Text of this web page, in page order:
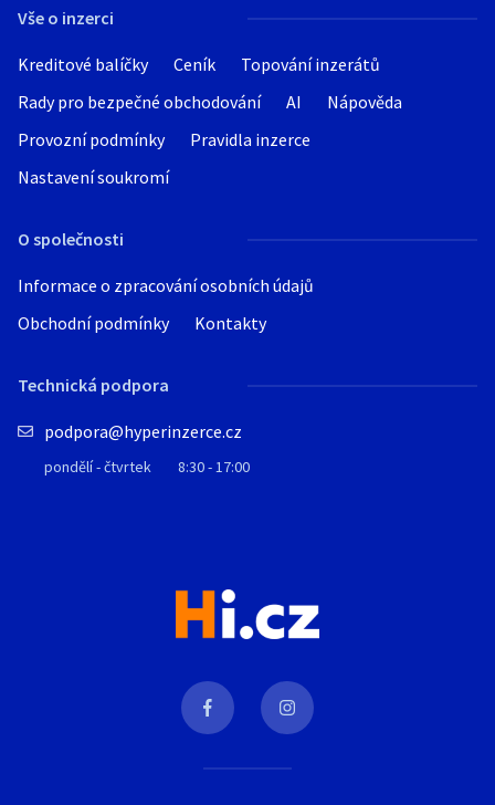
Vše o inzerci
Kreditové balíčky Ceník
Topování inzerátů
Rady pro bezpečné obchodování
AI
Nápověda
Provozní podmínky
Pravidla inzerce
Nastavení soukromí
O společnosti
Informace o zpracování osobních údajů
Obchodní podmínky
Kontakty
Technická podpora
podpora@hyperinzerce.cz
pondělí - čtvrtek 8:30 - 17:00